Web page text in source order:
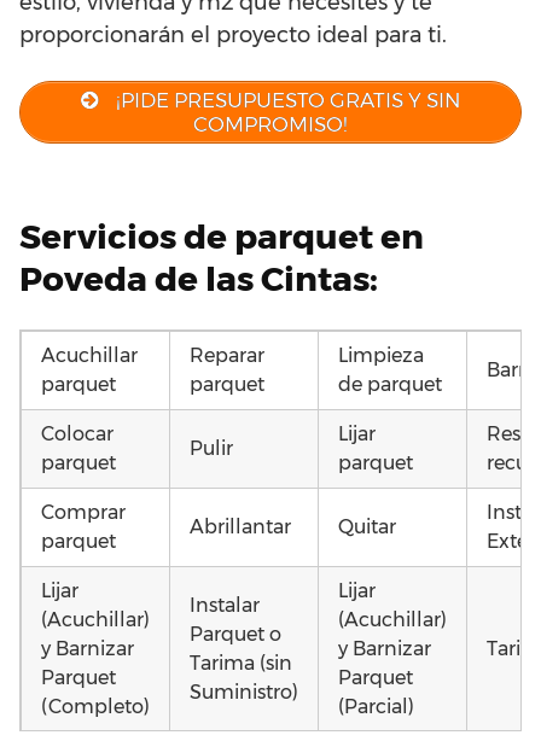
proporcionarán el proyecto ideal para ti.
¡PIDE PRESUPUESTO GRATIS Y SIN
COMPROMISO!
Servicios de parquet en
Poveda de las Cintas:
Acuchillar
parquet
Reparar
parquet
Limpieza
de parquet
Colocar
parquet
Pulir
Lijar
parquet
Comprar
parquet
Abrillantar Quitar
Lijar
(Acuchillar)
y Barnizar
Parquet
(Completo)
Instalar
Parquet o
Tarima (sin
Suministro)
Lijar
(Acuchillar)
y Barnizar
Parquet
(Parcial)